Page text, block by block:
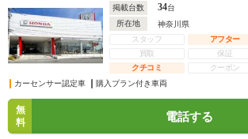
掲載台数 34台
所在地
神奈川県
スタッフ
アフター
買取
保証
クチコミ
クーポン
カーセンサー認定車
購入プラン付き車両
無
料
電話する